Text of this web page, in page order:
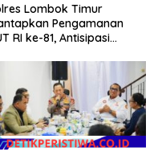
Lombok Timur
Pengamanan
RI ke-81, Antisipasi
Kapolri